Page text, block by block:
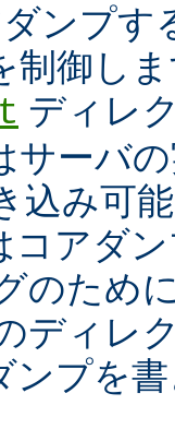
ンプす
制御し
ディレ
サーバ
込み可
コアダ
のため
ディレ
ンプを